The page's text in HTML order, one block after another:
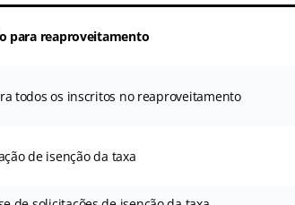
para reaproveitamento
todos os inscritos no reaproveitamento
de isenção da taxa